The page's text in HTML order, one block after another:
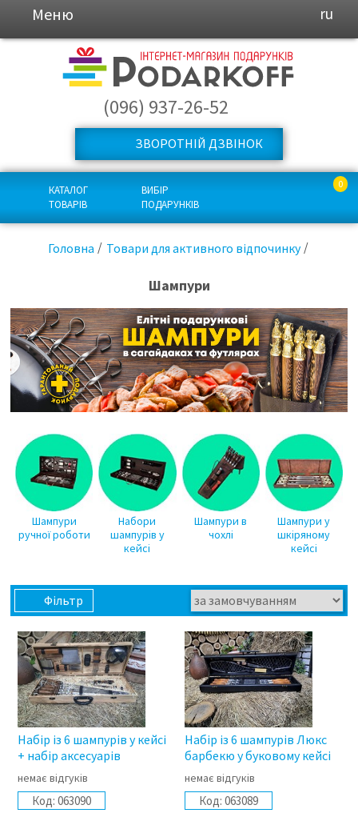
Меню ru
(096) 937-26-52
ЗВОРОТНІЙ ДЗВІНОК
КАТАЛОГ
ТОВАРІВ
ВИБІР
ПОДАРУНКІВ
0
Головна Товари для активного відпочинку
Шампури
Шампури
ручної роботи
Набори
шампурів у
кейсі
Шампури в
чохлі
Шампури у
шкіряному
кейсі
Фільтр
Набір із 6 шампурів у кейсі
+ набір аксесуарів
немає відгуків
Код: 063090
Набір із 6 шампурів Люкс
барбекю у буковому кейсі
немає відгуків
Код: 063089